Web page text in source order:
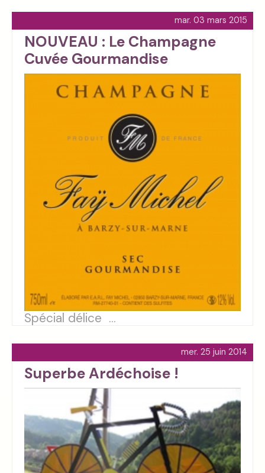
mar. 03 mars 2015
NOUVEAU : Le Champagne
Cuvée Gourmandise
Spécial délice ...
mer. 25 juin 2014
Superbe Ardéchoise !